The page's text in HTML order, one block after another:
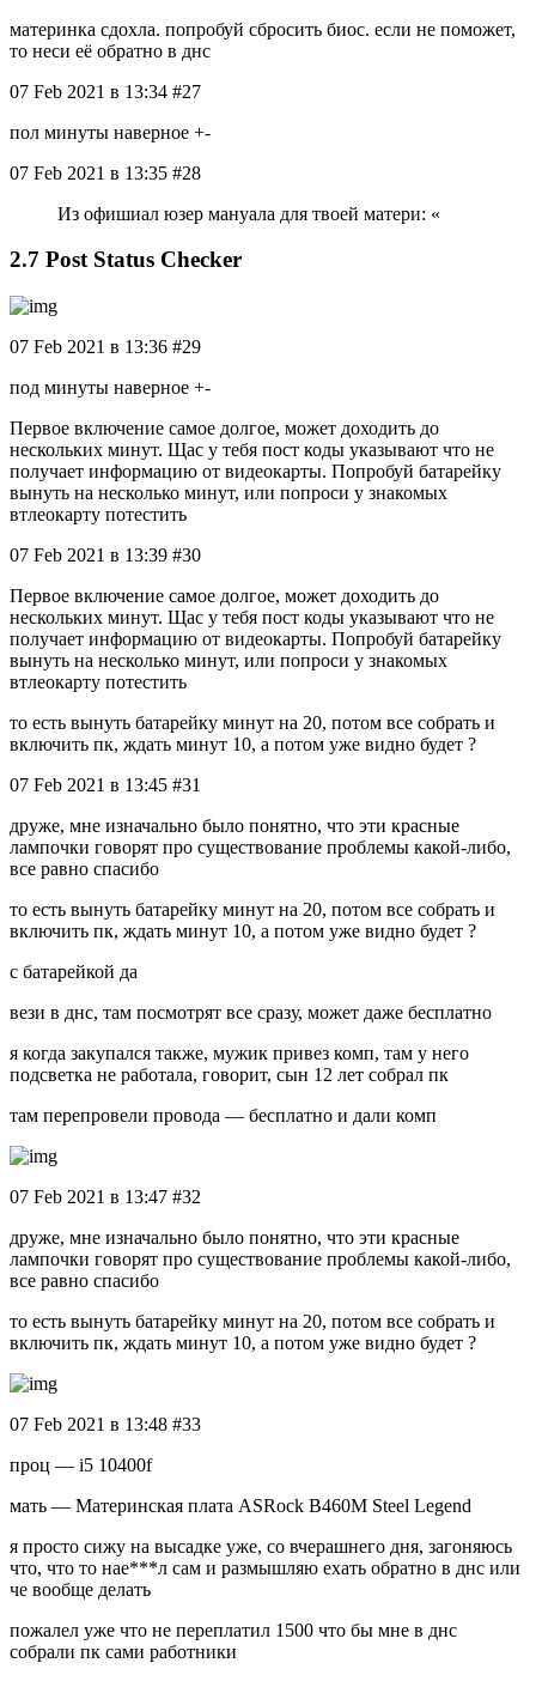
материнка сдохла. попробуй сбросить биос. если не поможет,
то неси её обратно в днс
07 Feb 2021 в 13:34 #27
пол минуты наверное +-
07 Feb 2021 в 13:35 #28
Из офишиал юзер мануала для твоей матери: «
2.7 Post Status Checker
07 Feb 2021 в 13:36 #29
под минуты наверное +-
Первое включение самое долгое, может доходить до
нескольких минут. Щас у тебя пост коды указывают что не
получает информацию от видеокарты. Попробуй батарейку
вынуть на несколько минут, или попроси у знакомых
втлеокарту потестить
07 Feb 2021 в 13:39 #30
Первое включение самое долгое, может доходить до
нескольких минут. Щас у тебя пост коды указывают что не
получает информацию от видеокарты. Попробуй батарейку
вынуть на несколько минут, или попроси у знакомых
втлеокарту потестить
то есть вынуть батарейку минут на 20, потом все собрать и
включить пк, ждать минут 10, а потом уже видно будет ?
07 Feb 2021 в 13:45 #31
друже, мне изначально было понятно, что эти красные
лампочки говорят про существование проблемы какой-либо,
все равно спасибо
то есть вынуть батарейку минут на 20, потом все собрать и
включить пк, ждать минут 10, а потом уже видно будет ?
с батарейкой да
вези в днс, там посмотрят все сразу, может даже бесплатно
я когда закупался также, мужик привез комп, там у него
подсветка не работала, говорит, сын 12 лет собрал пк
там перепровели провода — бесплатно и дали комп
07 Feb 2021 в 13:47 #32
друже, мне изначально было понятно, что эти красные
лампочки говорят про существование проблемы какой-либо,
все равно спасибо
то есть вынуть батарейку минут на 20, потом все собрать и
включить пк, ждать минут 10, а потом уже видно будет ?
07 Feb 2021 в 13:48 #33
проц — i5 10400f
мать — Материнская плата ASRock B460M Steel Legend
я просто сижу на высадке уже, со вчерашнего дня, загоняюсь
что, что то нае***л сам и размышляю ехать обратно в днс или
че вообще делать
пожалел уже что не переплатил 1500 что бы мне в днс
собрали пк сами работники